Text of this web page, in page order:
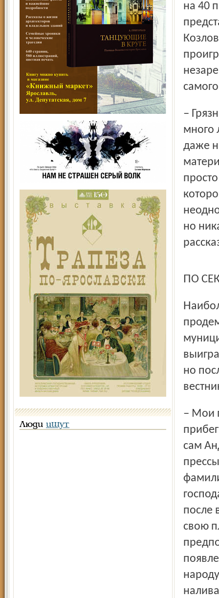
Люди ищут
на 40
– Грязная информация была подана от их имени. Очень
много
даже
но
ПО
Наиболее ярко эффективность «черных технологий» была
но
– Мои политические оппоненты вынуждены были
сам
после
свою